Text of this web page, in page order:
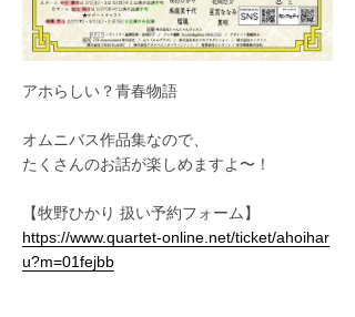
アホらしい？青春物語
オムニバス作品集なので、
たくさんのお話が楽しめますよ〜！
【牧野ひかり 扱い予約フォーム】
https://www.quartet-online.net/ticket/ahoihar
u?m=01fejbb